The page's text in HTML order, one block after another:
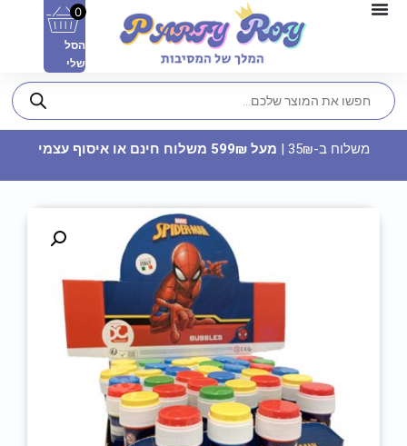
בלון מיילר כוכב שחור 18 - טיקטוק
14.90₪
+
0
הסל
שלי
משלוח ב-35₪ | מעל 599₪ משלוח חינם או איסוף עצמי